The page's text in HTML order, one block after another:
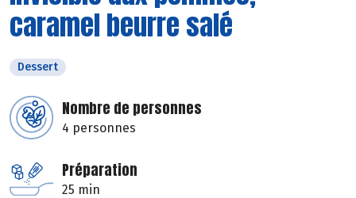
caramel beurre salé
Dessert
Nombre de personnes
4 personnes
Préparation
25 min